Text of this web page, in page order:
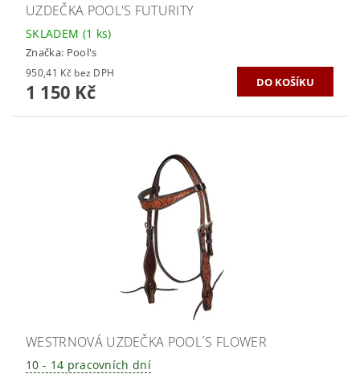
UZDEČKA POOL'S FUTURITY
SKLADEM (1 ks)
Značka: Pool's
950,41 Kč bez DPH
1 150 Kč
WESTRNOVÁ UZDEČKA POOL´S FLOWER
10 - 14 pracovních dní